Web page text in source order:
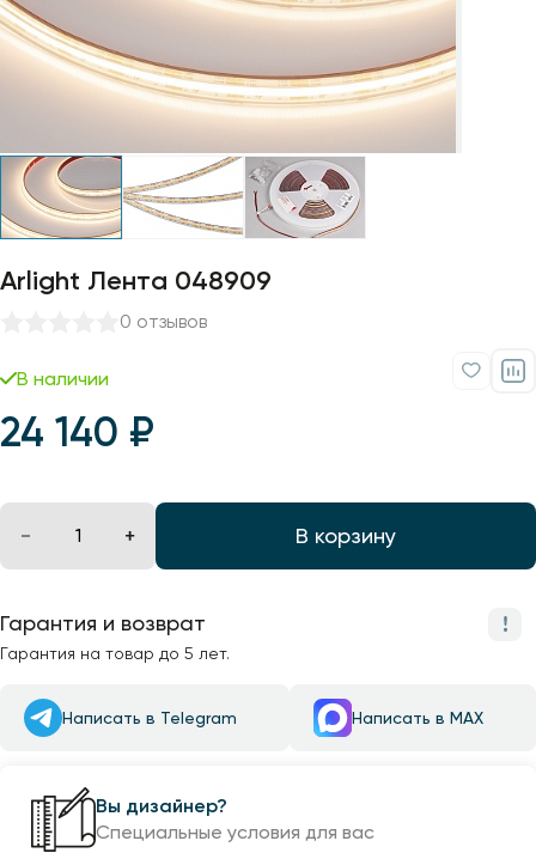
Arlight Лента 048909
0 отзывов
В наличии
24 140 ₽
В корзину
Гарантия и возврат
Гарантия на товар до 5 лет.
Написать в Telegram Написать в MAX
Вы дизайнер?
Специальные условия для вас
Профили для ленты
Лампочки